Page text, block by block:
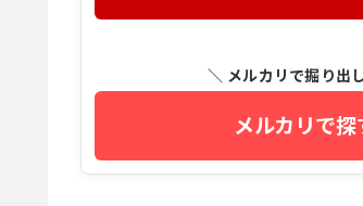
＼ メルカリで掘り出
メルカリで探